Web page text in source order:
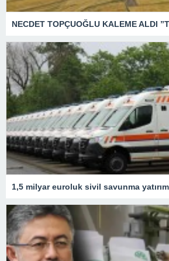
1,5 milyar euroluk sivil savunma